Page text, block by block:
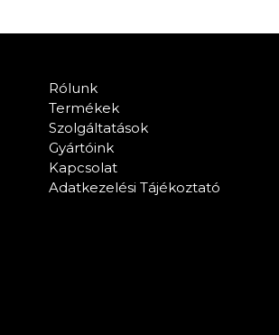
Rólunk
Termékek
Szolgáltatások
Gyártóink
Kapcsolat
Adatkezelési Tájékoztató